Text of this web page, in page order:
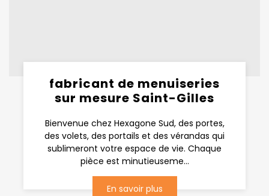
fabricant de menuiseries
sur mesure Saint-Gilles
Bienvenue chez Hexagone Sud, des portes,
des volets, des portails et des vérandas qui
sublimeront votre espace de vie. Chaque
pièce est minutieuseme...
En savoir plus